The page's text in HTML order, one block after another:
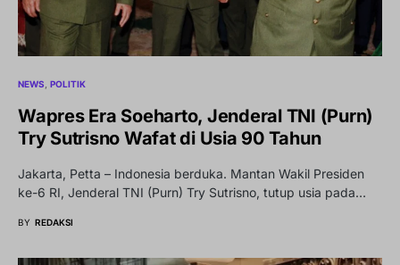
NEWS POLITIK
Wapres Era Soeharto, Jenderal TNI (Purn)
Try Sutrisno Wafat di Usia 90 Tahun
Jakarta, Petta – Indonesia berduka. Mantan Wakil Presiden
ke-6 RI, Jenderal TNI (Purn) Try Sutrisno, tutup usia pada…
BY REDAKSI